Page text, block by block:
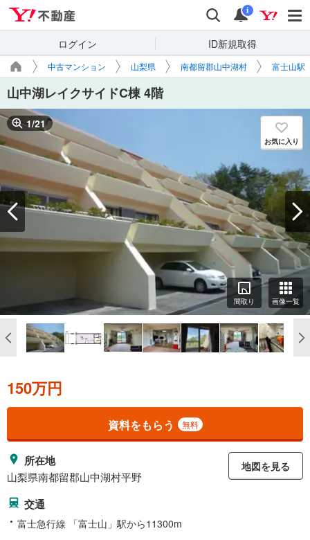
検索 通知
i
ログイン ID新規取得
中古マンション 山梨県 南都留郡山中湖村 富士山駅
山中湖レイクサイドC棟 4階
1/21
お気に入り
間取り 画像一覧
150万円
資料をもらう 無料
所在地
山梨県南都留郡山中湖村平野
地図を見る
交通
富士急行線 「富士山」駅から11300m